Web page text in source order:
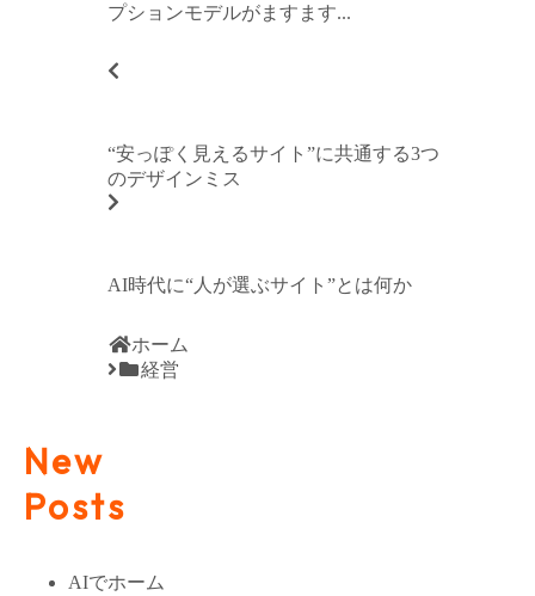
プションモデルがますます...
“安っぽく見えるサイト”に共通する3つ
のデザインミス
AI時代に“人が選ぶサイト”とは何か
ホーム
経営
New
Posts
AIでホーム